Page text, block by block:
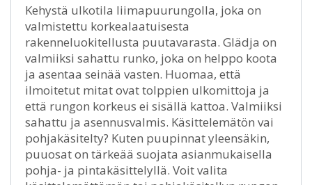
Kehystä ulkotila liimapuurungolla, joka on
valmistettu korkealaatuisesta
rakenneluokitellusta puutavarasta. Glädja on
valmiiksi sahattu runko, joka on helppo koota
ja asentaa seinää vasten. Huomaa, että
ilmoitetut mitat ovat tolppien ulkomittoja ja
että rungon korkeus ei sisällä kattoa. Valmiiksi
sahattu ja asennusvalmis. Käsittelemätön vai
pohjakäsitelty? Kuten puupinnat yleensäkin,
puuosat on tärkeää suojata asianmukaisella
pohja- ja pintakäsittelyllä. Voit valita